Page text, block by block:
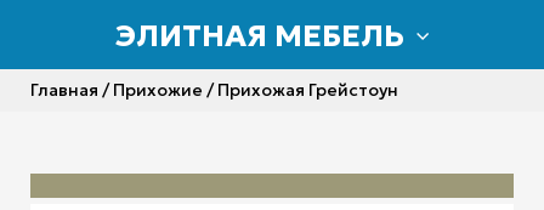
ЭЛИТНАЯ МЕБЕЛЬ
Главная /Прихожие / Прихожая Грейстоун